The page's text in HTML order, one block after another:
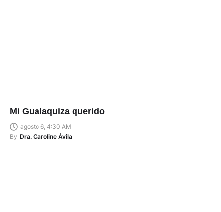
Mi Gualaquiza querido
agosto 6, 4:30 AM
By Dra. Caroline Ávila